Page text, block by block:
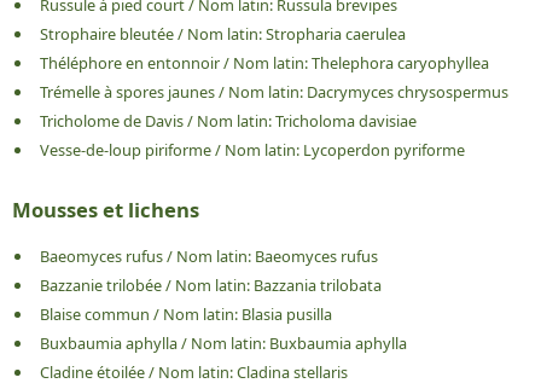
Russule à pied court/ Nom latin: Russula brevipes
Strophaire bleutée/ Nom latin:Stropharia caerulea
Théléphore en entonnoir/ Nom latin:Thelephora caryophyllea
Trémelle à spores jaunes/ Nom latin: Dacrymyces chrysospermus
Tricholome de Davis/ Nom latin:Tricholoma davisiae
Vesse-de-loup piriforme/ Nom latin: Lycoperdon pyriforme
Mousses et lichens
Baeomyces rufus/ Nom latin: Baeomyces rufus
Bazzanie trilobée/ Nom latin: Bazzania trilobata
Blaise commun / Nom latin: Blasia pusilla
Buxbaumia aphylla/ Nom latin: Buxbaumia aphylla
Cladine étoilée/ Nom latin:Cladina stellaris